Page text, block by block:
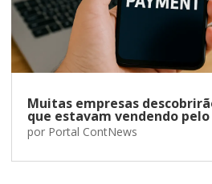
Muitas empresas
que estavam vendendo
por Portal ContNews